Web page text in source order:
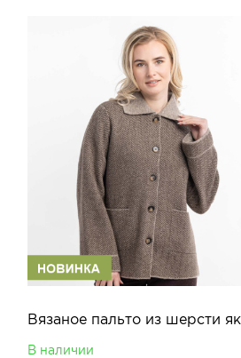
В наличии